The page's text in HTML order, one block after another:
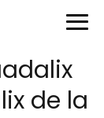
de la